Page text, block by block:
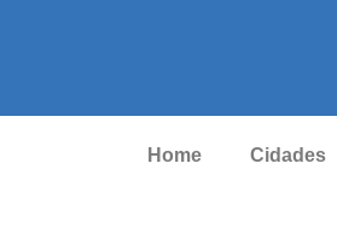
Home Cidades